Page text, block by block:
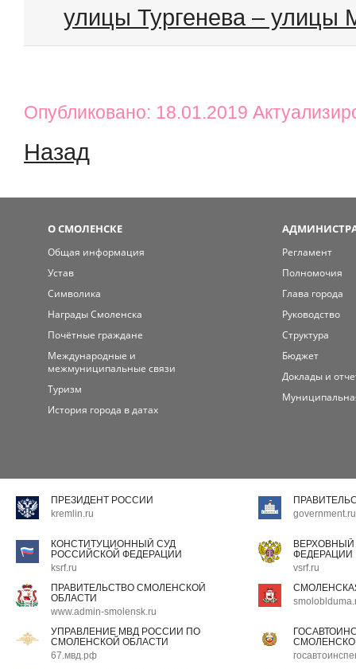
улицы Тургенева –
Опубликовано: 18.01.2019
Назад
О СМОЛЕНСКЕ
Общая информация
Устав
Символика
Награды Смоленска
Почётные граждане
Международные и
межмуниципальные связи
Туризм
История города в датах
Регламент
Полномочия
Глава города
Руководство
Структура
Бюджет
Доклады и
ПРЕЗИДЕНТ РОССИИ
kremlin.ru
government.ru
КОНСТИТУЦИОННЫЙ СУД
РОССИЙСКОЙ ФЕДЕРАЦИИ
ksrf.ru
ФЕДЕРАЦИИ
vsrf.ru
ПРАВИТЕЛЬСТВО СМОЛЕНСКОЙ
ОБЛАСТИ
www.admin-smolensk.ru
УПРАВЛЕНИЕ МВД РОССИИ ПО
СМОЛЕНСКОЙ ОБЛАСТИ
67.мвд.рф